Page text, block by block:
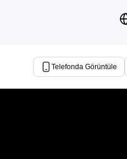
Telefonda Görüntüle